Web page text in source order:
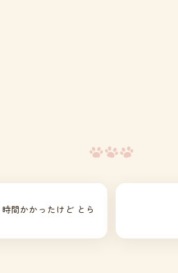
時間かかったけど とら